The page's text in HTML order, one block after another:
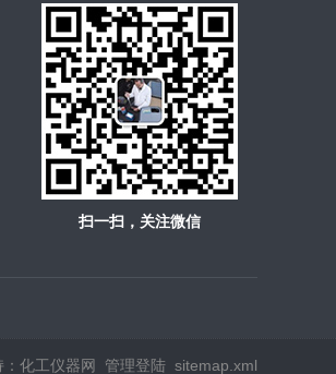
扫一扫，关注微信
化工仪器网 管理登陆 sitemap.xml